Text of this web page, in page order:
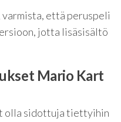
varmista, että peruspeli
jotta lisäsisältö
Mario Kart
olla sidottuja tiettyihin